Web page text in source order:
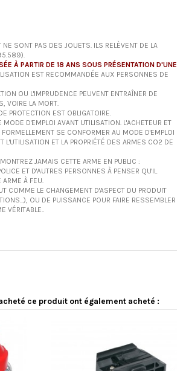
NE SONT PAS DES JOUETS. ILS RELÈVENT DE LA
À PARTIR DE 18 ANS SOUS PRÉSENTATION D'UNE
EST RECOMMANDÉE AUX PERSONNES DE
OU L'IMPRUDENCE PEUVENT ENTRAÎNER DE
VOIRE LA MORT.
PROTECTION EST OBLIGATOIRE.
MODE D'EMPLOI AVANT UTILISATION. L'ACHETEUR ET
FORMELLEMENT SE CONFORMER AU MODE D'EMPLOI
L'UTILISATION ET LA PROPRIÉTÉ DES ARMES CO2 DE
JAMAIS CETTE ARME EN PUBLIC :
ET D'AUTRES PERSONNES À PENSER QU'IL
ARME À FEU.
COMME LE CHANGEMENT D'ASPECT DU PRODUIT
OU DE PUISSANCE POUR FAIRE RESSEMBLER
VÉRITABLE..
ce produit ont également acheté :